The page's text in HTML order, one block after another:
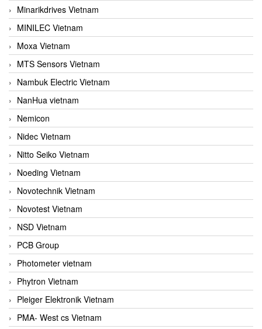
Minarikdrives Vietnam
MINILEC Vietnam
Moxa Vietnam
MTS Sensors Vietnam
Nambuk Electric Vietnam
NanHua vietnam
Nemicon
Nidec Vietnam
Nitto Seiko Vietnam
Noeding Vietnam
Novotechnik Vietnam
Novotest Vietnam
NSD Vietnam
PCB Group
Photometer vietnam
Phytron Vietnam
Pleiger Elektronik Vietnam
PMA- West cs Vietnam